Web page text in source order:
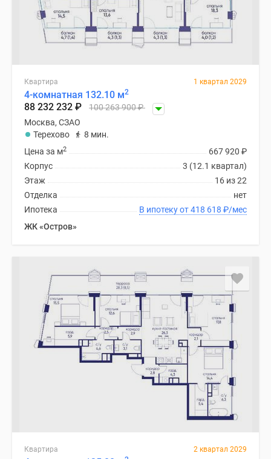
Квартира 1 квартал 2029
4-комнатная 132.10 м2
88 232 232 ₽ 100 263 900₽
Москва, СЗАО
Терехово
8 мин.
667 920 ₽
Цена за м2
3 (12.1 квартал)
Корпус
16 из 22
Этаж
нет
Отделка
В ипотеку от 418 618 ₽/мес
Ипотека
ЖК «Остров»
Квартира 2 квартал 2029